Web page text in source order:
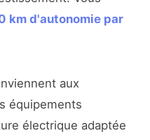
km d'autonomie par
aux
équipements
électrique adaptée